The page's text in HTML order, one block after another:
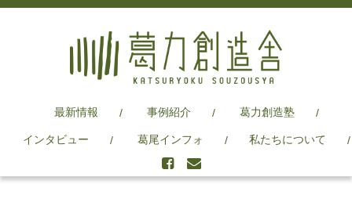
最新情報 事例紹介 葛力創造塾
インタビュー 葛尾インフォ 私たちについて